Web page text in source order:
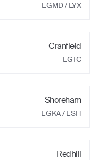
EGMD/ LYX
Cranfield
EGTC
Shoreham
EGKA/ ESH
Redhill